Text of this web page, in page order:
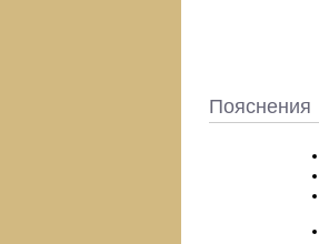
Пояснения